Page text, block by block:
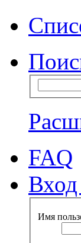
FAQ
Вход
Имя